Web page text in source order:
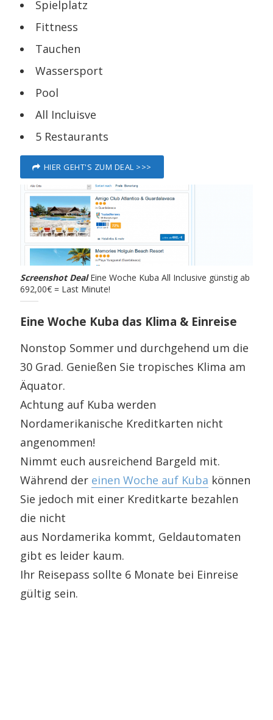
Spielplatz
Fittness
Tauchen
Wassersport
Pool
All Incluisve
5 Restaurants
HIER GEHT'S ZUM DEAL >>>
Screenshot DealEine Woche Kuba All Inclusive günstig ab
692,00€ = Last Minute!
Eine Woche Kuba das Klima & Einreise
Nonstop Sommer und durchgehend um die
30 Grad. Genießen Sie tropisches Klima am
Äquator.
Achtung auf Kuba werden
Nordamerikanische Kreditkarten nicht
angenommen!
Nimmt euch ausreichend Bargeld mit.
Während der einen Woche auf Kuba können
Sie jedoch mit einer Kreditkarte bezahlen
die nicht
aus Nordamerika kommt, Geldautomaten
gibt es leider kaum.
Ihr Reisepass sollte 6 Monate bei Einreise
gültig sein.